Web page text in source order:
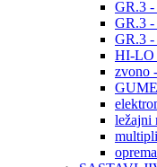
GR.3
GR.3
GR.3
HI-LO
zvono
ležajni